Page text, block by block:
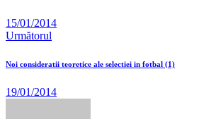
15/01/2014
Următorul
Noi consideratii teoretice ale selectiei in fotbal (1)
19/01/2014